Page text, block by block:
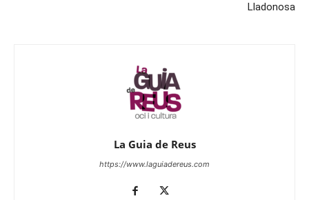
Lladonosa
La Guia de Reus
https://www.laguiadereus.com